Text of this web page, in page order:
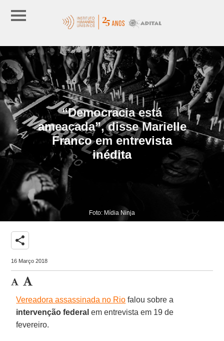
“Democracia está
ameaçada”, disse Marielle
Franco em entrevista
inédita
Foto: Mídia Ninja
share
16 Março 2018
Vereadora assassinada no Rio falou sobre a
intervenção federal em entrevista em 19 de
fevereiro.